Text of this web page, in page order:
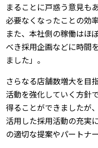
まることに戸惑う意見も
必要なくなったことの効
また、本社側の稼働はほ
べき採用企画などに時間
ました」。
さらなる店舗数増大を目
活動を強化していく方針
得ることができましたが
活用した採用活動の充実
の適切な提案やパートナ